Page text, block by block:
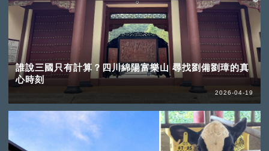
誰說三國只有計算？四川綿陽富樂山 尋找劉備劉璋的真
心時刻
2026-04-19